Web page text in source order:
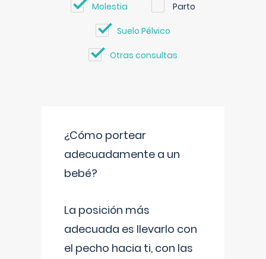
Molestia Parto
Suelo Pélvico
Otras consultas
¿Cómo portear
adecuadamente a un
bebé?
La posición más
adecuada es llevarlo con
el pecho hacia ti, con las